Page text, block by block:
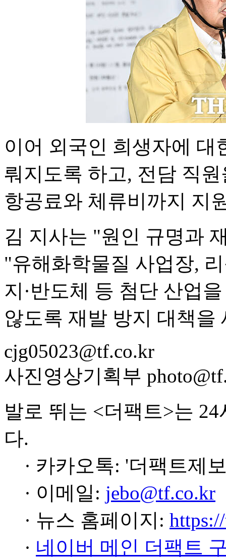
이어 외국인 희생자에 대
뤄지도록 하고, 전담 직
항공료와 체류비까지 지
김 지사는 "원인 규명과
"유해화학물질 사업장,
지·반도체 등 첨단 산업
않도록 재발 방지 대책을
cjg05023@tf.co.kr
사진영상기획부
발로 뛰는 <더팩트>는
다.
· 카카오톡: '더팩트제
· 이메일: jebo@tf.co.kr
· 뉴스 홈페이지:
· 네이버 메인 더팩트